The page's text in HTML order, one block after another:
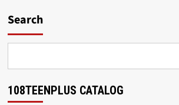
Search
108TEENPLUS CATALOG